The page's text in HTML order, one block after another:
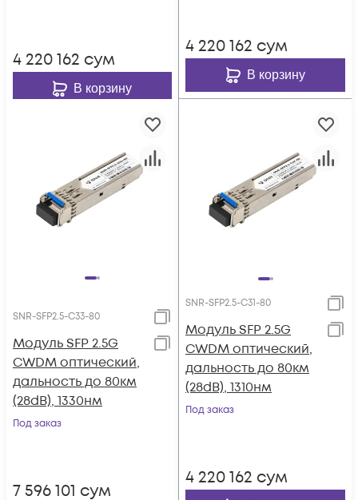
4 220 162 сум
В корзину
4 220 162 сум
В корзину
SNR-SFP2.5-C33-80
Модуль SFP 2.5G
CWDM оптический,
дальность до 80км
(28dB), 1330нм
Под заказ
7 596 101 сум
SNR-SFP2.5-C31-80
Модуль SFP 2.5G
CWDM оптический,
дальность до 80км
(28dB), 1310нм
Под заказ
4 220 162 сум